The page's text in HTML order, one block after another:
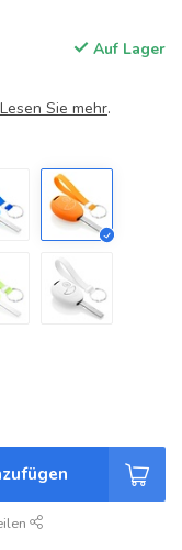
Auf Lager
Lesen Sie mehr.